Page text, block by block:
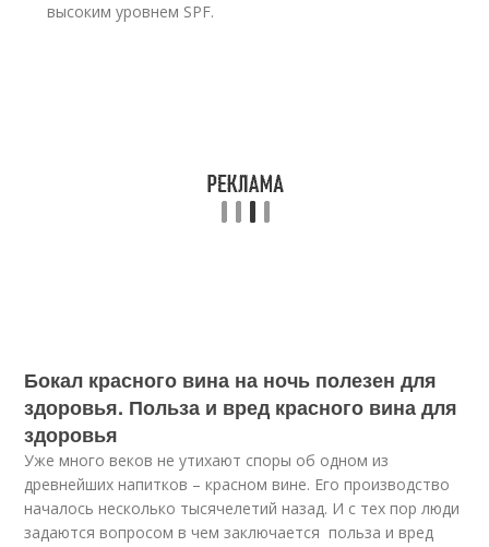
высоким уровнем SPF.
Бокал красного вина на ночь полезен для
здоровья. Польза и вред красного вина для
здоровья
Уже много веков не утихают споры об одном из
древнейших напитков – красном вине. Его производство
началось несколько тысячелетий назад. И с тех пор люди
задаются вопросом в чем заключается польза и вред